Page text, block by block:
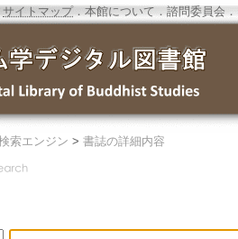
サイトマップ．本館について ． 諮問委員会 ．
索エンジン > 書誌の詳細内容